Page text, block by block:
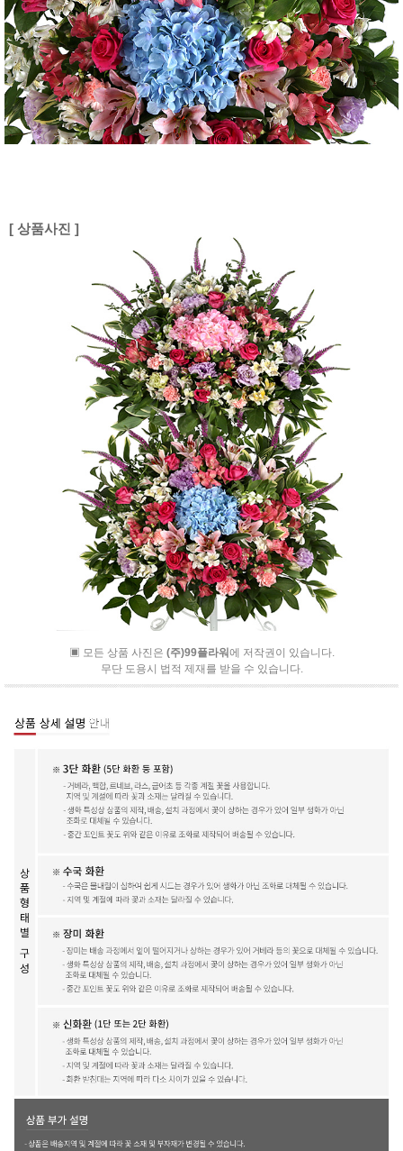
[ 상품사진 ]
▣ 모든 상품 사진은 (주)99플라워에 저작권이 있습니다.
무단 도용시 법적 제재를 받을 수 있습니다.